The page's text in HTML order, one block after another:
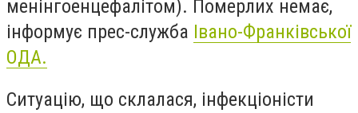
менінгоенцефалітом). Померлих немає,
інформує прес-служба Івано-Франківської
ОДА.
Ситуацію, що склалася, інфекціоністи